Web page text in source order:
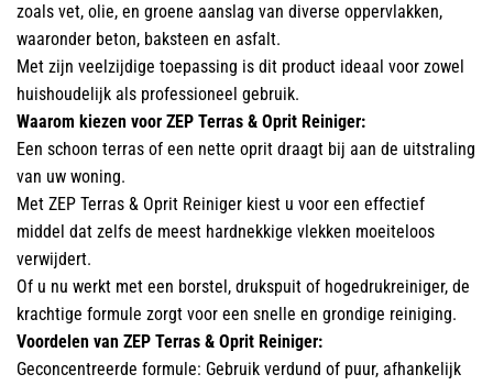
zoals vet, olie, en groene aanslag van diverse oppervlakken,
waaronder beton, baksteen en asfalt.
Met zijn veelzijdige toepassing is dit product ideaal voor zowel
huishoudelijk als professioneel gebruik.
Waarom kiezen voor ZEP Terras & Oprit Reiniger:
Een schoon terras of een nette oprit draagt bij aan de uitstraling
van uw woning.
Met ZEP Terras & Oprit Reiniger kiest u voor een effectief
middel dat zelfs de meest hardnekkige vlekken moeiteloos
verwijdert.
Of u nu werkt met een borstel, drukspuit of hogedrukreiniger, de
krachtige formule zorgt voor een snelle en grondige reiniging.
Voordelen van ZEP Terras & Oprit Reiniger:
Geconcentreerde formule: Gebruik verdund of puur, afhankelijk